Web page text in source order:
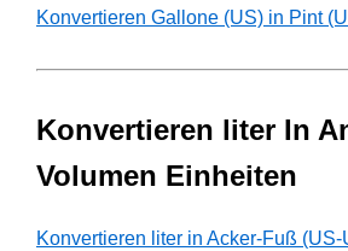
Konvertieren Gallone (US) in Pint
Konvertieren liter In
Volumen Einheiten
Konvertieren liter in Acker-Fuß (US-